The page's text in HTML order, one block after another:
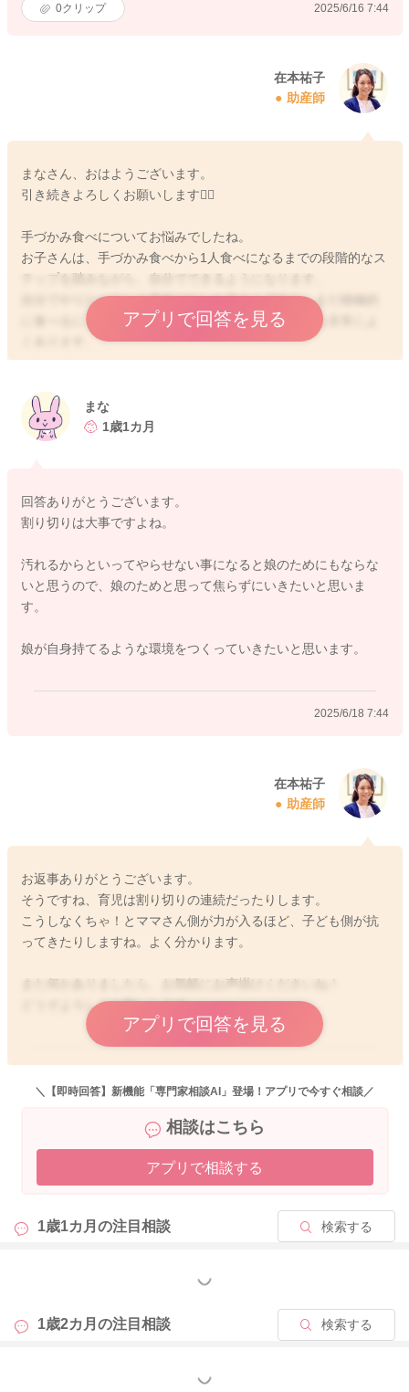
0クリップ 2025/6/16 7:44
在本祐子
助産師
まなさん、おはようございます。
引き続きよろしくお願いします🙇‍♂️
手づかみ食べについてお悩みでしたね。
お子さんは、手づかみ食べから1人食べになるまでの段階的なス
テップを踏みながら、自分でできるようになります。
自分でやりたいという意欲がないお子さんですと、まだ積極的
に食べるにつながらず、遊びで終わってしまうことも非常によ
くあります。
べには発達を伸ばすメリットがあります。
目で見た食べものを手にとって口に運ぶ動作は協調運動の発達
協力し合って初めてうまくいく動作です。
試行錯誤をお子さん自身が繰り返し繰り返し行い、手先の器用
分でできるという自信を高めていきますよ。 少しずつで構い
ませんので、遊んでしまってもOK！としながら、やらせてあげ
るのを継続してくださいね！
イントになります。
最終的に上手に食べられるようになるのは、3歳くらい。 それ
またこの時期のお子さんは、軽食もふくめて平均１日４～５回
てよいです。 食べたそうなタイミングを逃さずに回数を増や
すから、疲れていないタイミングがおすすめです。
あれも！これも！と、栄養を気にするのも大事ですが、考え過
ぎなくて大丈夫。色々な食材を満遍なくチャレンジしたいです
試行錯誤やっていけると理想ですね。
アプリで回答を見る
まな
1歳1カ月
回答ありがとうございます。
割り切りは大事ですよね。
汚れるからといってやらせない事になると娘のためにもならな
いと思うので、娘のためと思って焦らずにいきたいと思いま
す。
娘が自身持てるような環境をつくっていきたいと思います。
2025/6/18 7:44
在本祐子
助産師
お返事ありがとうございます。
そうですね、育児は割り切りの連続だったりします。
こうしなくちゃ！とママさん側が力が入るほど、子ども側が抗
ってきたりしますね。よく分かります。
また何かありましたら、お気軽にお声掛けくださいね！
どうぞよろしくお願いします。
アプリで回答を見る
2025/6/18 8:15
＼【即時回答】新機能「専門家相談AI」登場！アプリで今すぐ相談／
相談はこちら
アプリで相談する
1歳1カ月の注目相談 検索する
もっと見る
1歳2カ月の注目相談 検索する
もっと見る